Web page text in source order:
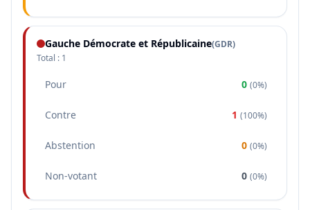
Gauche Démocrate et Républicaine(GDR)
Total : 1
Pour 0 (0%)
Contre 1 (100%)
Abstention 0 (0%)
Non-votant 0 (0%)